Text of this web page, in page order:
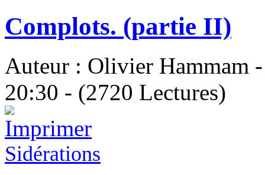
Complots. (partie II)
Auteur : Olivier Hammam
20:30 - (2720 Lectures)
Sidérations